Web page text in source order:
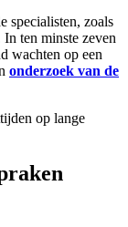
specialisten, zoals
ten minste zeven
wachten op een
onderzoek van de
op lange